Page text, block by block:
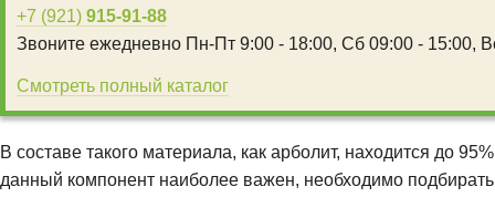
+7 (921) 915-91-88
Звоните ежедневно Пн-Пт 9:00 - 18:00, Сб 09:00 - 15:00,
Смотреть полный каталог
В составе такого материала, как арболит, находится до
данный компонент наиболее важен, необходимо подбирать